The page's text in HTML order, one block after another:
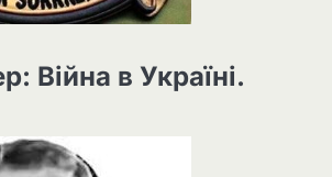
Війна в Україні.